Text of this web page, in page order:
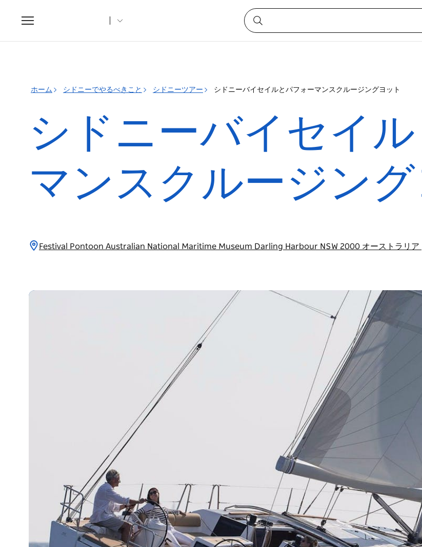
Toggle
navigation
ホーム シドニーでやるべきこと シドニーツアー シドニーバイセイルとパフォーマンスクルージングヨット
シドニーバイセイ
マンスクルージング
Festival Pontoon Australian National Maritime Museum Darling Harbour NSW 2000 オーストラリア